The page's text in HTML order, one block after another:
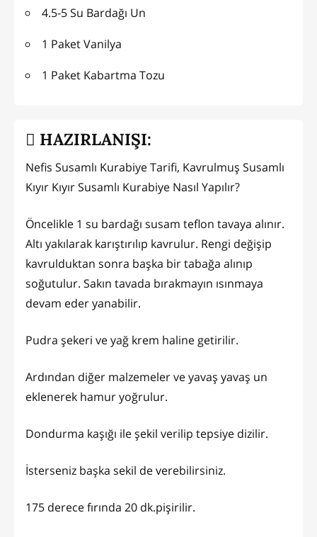
4.5-5 Su Bardağı Un
1 Paket Vanilya
1 Paket Kabartma Tozu
HAZIRLANIŞI:
Nefis Susamlı Kurabiye Tarifi, Kavrulmuş Susamlı
Kıyır Kıyır Susamlı Kurabiye Nasıl Yapılır?
Öncelikle 1 su bardağı susam teflon tavaya alınır.
Altı yakılarak karıştırılıp kavrulur. Rengi değişip
kavrulduktan sonra başka bir tabağa alınıp
soğutulur. Sakın tavada bırakmayın ısınmaya
devam eder yanabilir.
Pudra şekeri ve yağ krem haline getirilir.
Ardından diğer malzemeler ve yavaş yavaş un
eklenerek hamur yoğrulur.
Dondurma kaşığı ile şekil verilip tepsiye dizilir.
İsterseniz başka sekil de verebilirsiniz.
175 derece fırında 20 dk.pişirilir.